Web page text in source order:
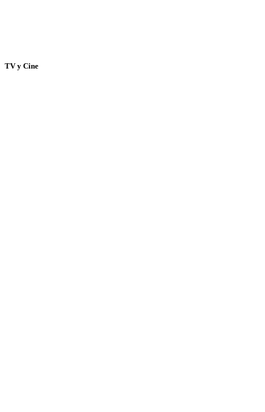
TV y Cine